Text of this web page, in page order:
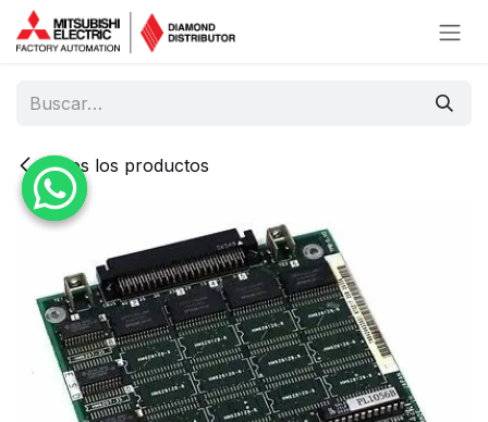
Ir al contenido
Todos los productos